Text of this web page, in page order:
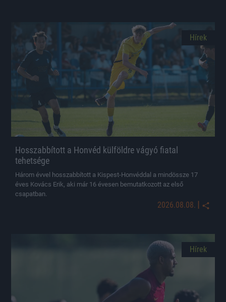
Hírek
Hosszabbított a Honvéd külföldre vágyó fiatal
tehetsége
Három évvel hosszabbított a Kispest-Honvéddal a mindössze 17
éves Kovács Erik, aki már 16 évesen bemutatkozott az első
csapatban.
2026.08.08. |
Hírek